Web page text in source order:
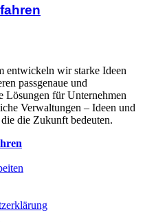
entwickeln wir starke Ideen
passgenaue und
Lösungen für Unternehmen
Verwaltungen – Ideen und
die Zukunft bedeuten.